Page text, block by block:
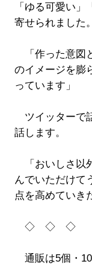
「ゆる可愛い
寄せられました。
「作った意図
のイメージを膨
っています」
ツイッターで
話します。
「おいしさ以
んでいただけて
点を高めていき
◇ ◇ ◇
通販は5個・